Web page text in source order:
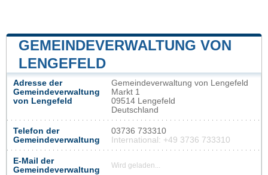
GEMEINDEVERWALTUNG VON
LENGEFELD
Adresse der
Gemeindeverwaltung
von Lengefeld
Gemeindeverwaltung von Lengefeld
Markt 1
09514 Lengefeld
Deutschland
Telefon der
Gemeindeverwaltung
03736 733310
International: +49 3736 733310
E-Mail der
Gemeindeverwaltung
Wird geladen...